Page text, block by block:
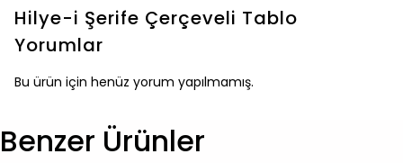
Hilye-i Şerife Çerçeveli Tablo
Yorumlar
Bu ürün için henüz yorum yapılmamış.
Benzer Ürünler